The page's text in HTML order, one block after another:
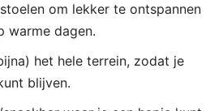
om lekker te ontspannen
warme dagen.
het hele terrein, zodat je
blijven.